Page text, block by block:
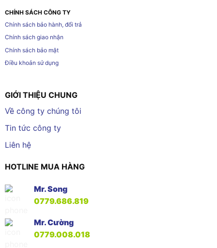
CHÍNH SÁCH CÔNG TY
Chính sách bảo hành, đổi trả
Chính sách giao nhận
Chính sách bảo mật
Điều khoản sử dụng
GIỚI THIỆU CHUNG
Về công ty chúng tôi
Tin tức công ty
Liên hệ
HOTLINE MUA HÀNG
Mr. Song
0779.686.819
Mr. Cường
0779.008.018